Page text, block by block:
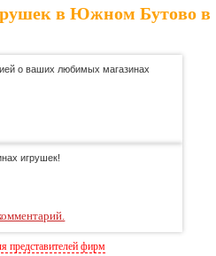
в Южном Бутово в
о ваших любимых магазинах
игрушек!
представителей фирм